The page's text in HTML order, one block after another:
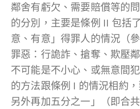
鄰舍有虧欠、需要賠償等的
的分別，主要是條例 II 包括
意、有意」得罪人的情況（
罪惡：行詭詐、搶奪、欺壓
不可能是不小心、或無意間
的方法跟條例 I 的情況相約，
另外再加五分之一」（即合